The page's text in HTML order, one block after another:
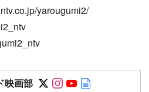
yarougumi2/
映画部 Follow on SNS
Follow on SNS
Follow on